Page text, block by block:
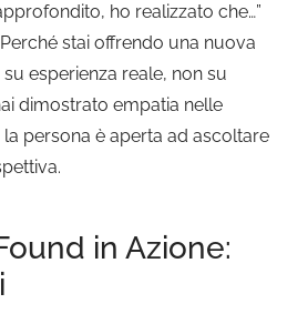
ho realizzato che…”
Perché stai offrendo una nuova
esperienza reale, non su
dimostrato empatia nelle
persona è aperta ad ascoltare
in Azione: